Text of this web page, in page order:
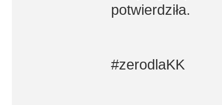
potwierdziła.
#zerodlaKK